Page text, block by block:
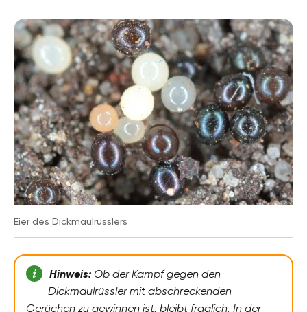
Eier des Dickmaulrüsslers
Hinweis:Ob der Kampf gegen den
Dickmaulrüssler mit abschreckenden
Gerüchen zu gewinnen ist, bleibt fraglich. In der